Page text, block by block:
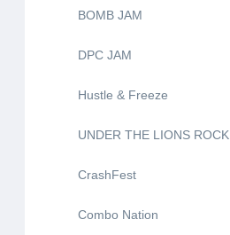
BOMB JAM
DPC JAM
Hustle & Freeze
UNDER THE LIONS ROCK
CrashFest
Combo Nation